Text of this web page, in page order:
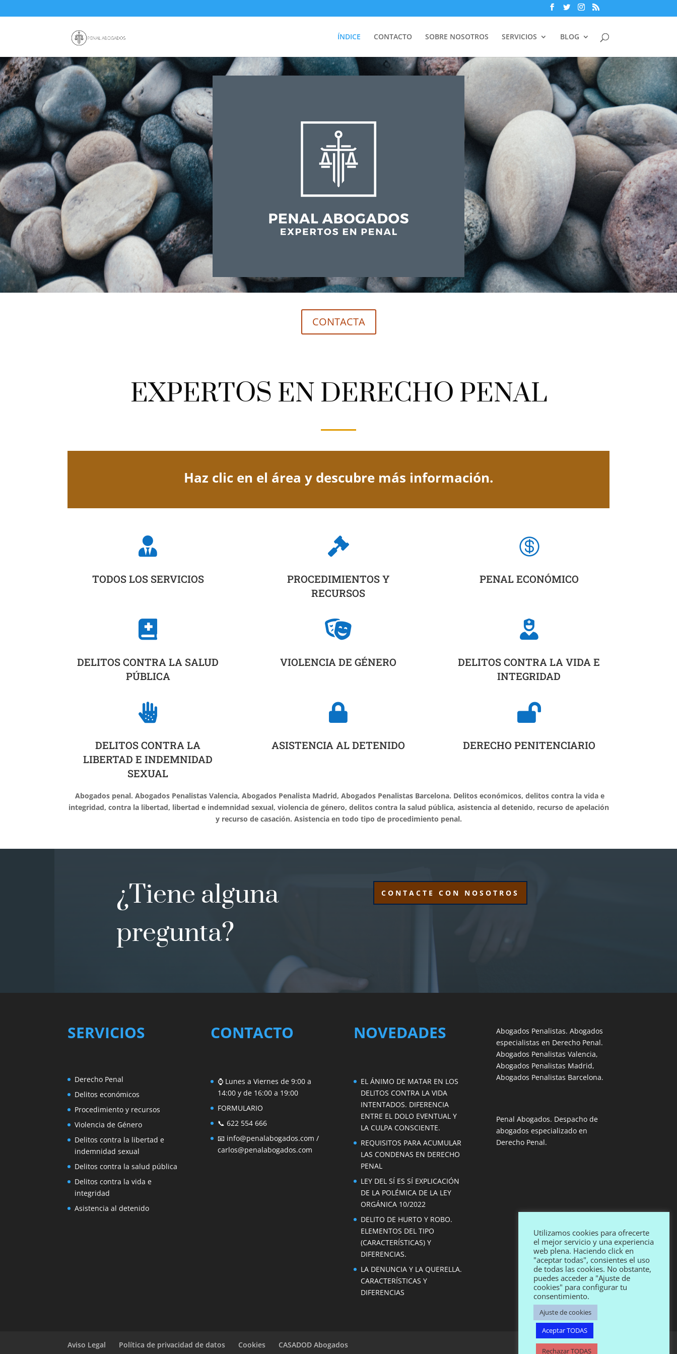
ÍNDICE CONTACTO SOBRE NOSOTROS SERVICIOS BLOG
CONTACTA
EXPERTOS EN DERECHO PENAL
Haz clic en el área y descubre más información.

TODOS LOS SERVICIOS

PROCEDIMIENTOS Y
RECURSOS

PENAL ECONÓMICO

DELITOS CONTRA LA SALUD
PÚBLICA

VIOLENCIA DE GÉNERO

DELITOS CONTRA LA VIDA E
INTEGRIDAD

DELITOS CONTRA LA
LIBERTAD E INDEMNIDAD
SEXUAL

ASISTENCIA AL DETENIDO

DERECHO PENITENCIARIO
Abogados penal. Abogados Penalistas Valencia, Abogados Penalista Madrid, Abogados Penalistas Barcelona. Delitos económicos, delitos contra la vida e
integridad, contra la libertad, libertad e indemnidad sexual, violencia de género, delitos contra la salud pública, asistencia al detenido, recurso de apelación
y recurso de casación. Asistencia en todo tipo de procedimiento penal.
¿Tiene alguna
pregunta?
CONTACTE CON NOSOTROS
SERVICIOS
Derecho Penal
Delitos económicos
Procedimiento y recursos
Violencia de Género
Delitos contra la libertad e
indemnidad sexual
Delitos contra la salud pública
Delitos contra la vida e
integridad
Asistencia al detenido
CONTACTO
⌚ Lunes a Viernes de 9:00 a
14:00 y de 16:00 a 19:00
FORMULARIO
📞 622 554 666
📧 info@penalabogados.com /
carlos@penalabogados.com
NOVEDADES
EL ÁNIMO DE MATAR EN LOS
DELITOS CONTRA LA VIDA
INTENTADOS. DIFERENCIA
ENTRE EL DOLO EVENTUAL Y
LA CULPA CONSCIENTE.
REQUISITOS PARA ACUMULAR
LAS CONDENAS EN DERECHO
PENAL
LEY DEL SÍ ES SÍ EXPLICACIÓN
DE LA POLÉMICA DE LA LEY
ORGÁNICA 10/2022
DELITO DE HURTO Y ROBO.
ELEMENTOS DEL TIPO
(CARACTERÍSTICAS) Y
DIFERENCIAS.
LA DENUNCIA Y LA QUERELLA.
CARACTERÍSTICAS Y
DIFERENCIAS
Abogados Penalistas. Abogados
especialistas en Derecho Penal.
Abogados Penalistas Valencia,
Abogados Penalistas Madrid,
Abogados Penalistas Barcelona.
Penal Abogados. Despacho de
abogados especializado en
Derecho Penal.
Aviso Legal Política de privacidad de datos Cookies CASADOD Abogados
Utilizamos cookies para ofrecerte
el mejor servicio y una experiencia
web plena. Haciendo click en
"aceptar todas", consientes el uso
de todas las cookies. No obstante,
puedes acceder a "Ajuste de
cookies" para configurar tu
consentimiento.
Ajuste de cookies
Aceptar TODAS
Rechazar TODAS